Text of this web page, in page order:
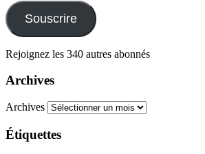
Souscrire
Rejoignez les 340 autres abonnés
Archives
Archives
Étiquettes